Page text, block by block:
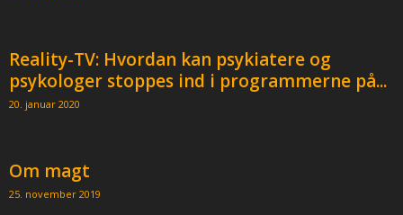
Reality-TV: Hvordan kan psykiatere og
psykologer stoppes ind i programmerne på...
20. januar 2020
Om magt
25. november 2019